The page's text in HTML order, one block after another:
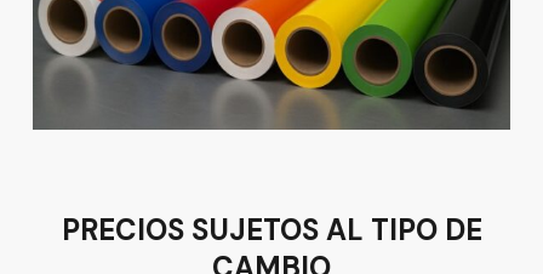
Av del Astillero 129 Centro bodeguero Las Trojes León,
Guanajuato
Tel:(477) 776 8994
Términos y condiciones
PRECIOS SUJETOS AL TIPO DE